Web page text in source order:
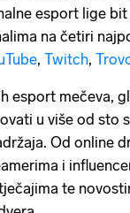
esport lige
na četiri
, Twitch,
esport mečeva,
u više od sto
Od online
i
te